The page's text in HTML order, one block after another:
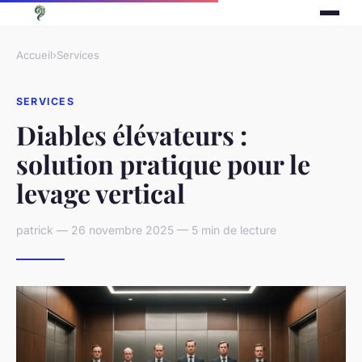
Accueil›Services
SERVICES
Diables élévateurs :
solution pratique pour le
levage vertical
patrick — 26 novembre 2025 — 5 min de lecture